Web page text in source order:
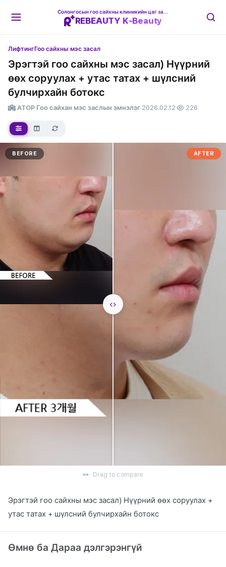
REBEAUTY K-Beauty
ЛифтингГоо сайхны мэс засал
Эрэгтэй гоо сайхны мэс засал) Нүүрний
өөх соруулах + утас татах + шүлсний
булчирхайн ботокс
ATOP Гоо сайхан мэс заслын эмнэлэг·2026.02.12· 226
AFTER
BEFORE
Drag to compare
Эрэгтэй гоо сайхны мэс засал) Нүүрний өөх соруулах +
утас татах + шүлсний булчирхайн ботокс
Өмнө ба Дараа дэлгэрэнгүй